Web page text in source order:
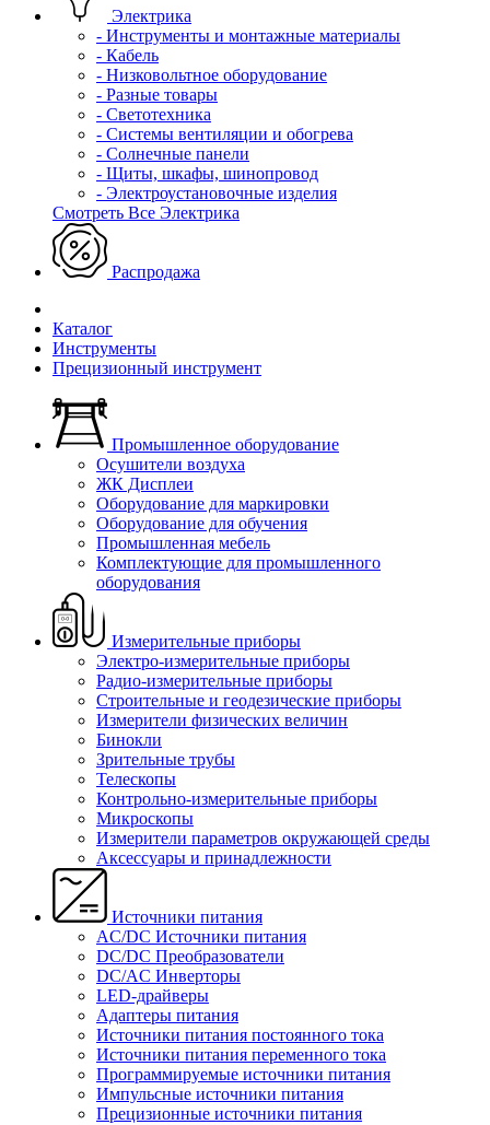
Электрика
- Инструменты и монтажные материалы
- Кабель
- Низковольтное оборудование
- Разные товары
- Светотехника
- Системы вентиляции и обогрева
- Солнечные панели
- Щиты, шкафы, шинопровод
- Электроустановочные изделия
Смотреть Все Электрика
Распродажа
Каталог
Инструменты
Прецизионный инструмент
Промышленное оборудование
Осушители воздуха
ЖК Дисплеи
Оборудование для маркировки
Оборудование для обучения
Промышленная мебель
Комплектующие для промышленного
оборудования
Измерительные приборы
Электро-измерительные приборы
Радио-измерительные приборы
Строительные и геодезические приборы
Измерители физических величин
Бинокли
Зрительные трубы
Телескопы
Контрольно-измерительные приборы
Микроскопы
Измерители параметров окружающей среды
Аксессуары и принадлежности
Источники питания
AC/DC Источники питания
DC/DC Преобразователи
DC/AC Инверторы
LED-драйверы
Адаптеры питания
Источники питания постоянного тока
Источники питания переменного тока
Программируемые источники питания
Импульсные источники питания
Прецизионные источники питания